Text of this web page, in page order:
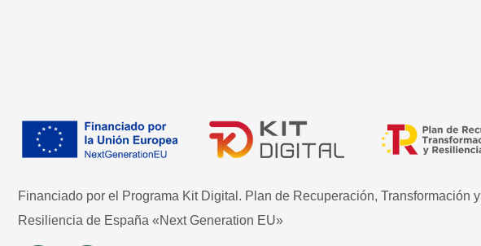
Financiado por el Programa Kit Digital. Plan de Recuperación, Transformación y
Resiliencia de España «Next Generation EU»